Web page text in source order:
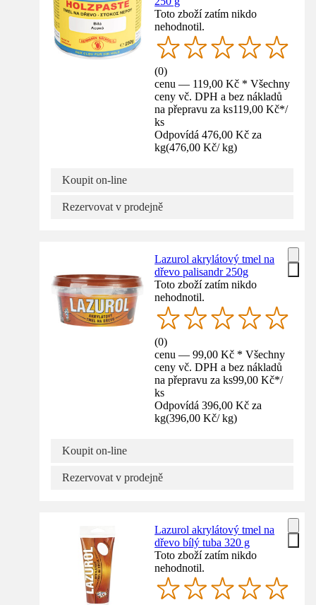
Toto zboží zatím nikdo
nehodnotil.
(0)
cenu — 119,00 Kč * Všechny
ceny vč. DPH a bez nákladů
na přepravu za ks119,00 Kč*/
ks
Odpovídá 476,00 Kč za
kg(476,00 Kč/ kg)
Koupit on-line
Rezervovat v prodejně
Lazurol akrylátový tmel na
dřevo palisandr 250g
Toto zboží zatím nikdo
nehodnotil.
(0)
cenu — 99,00 Kč * Všechny
ceny vč. DPH a bez nákladů
na přepravu za ks99,00 Kč*/
ks
Odpovídá 396,00 Kč za
kg(396,00 Kč/ kg)
Koupit on-line
Rezervovat v prodejně
Lazurol akrylátový tmel na
dřevo bílý tuba 320 g
Toto zboží zatím nikdo
nehodnotil.